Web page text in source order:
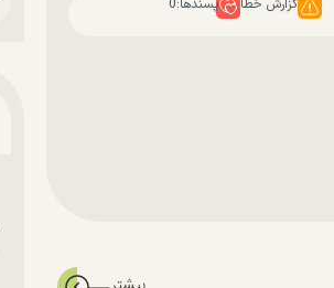
گزارش خطا پسندها:0